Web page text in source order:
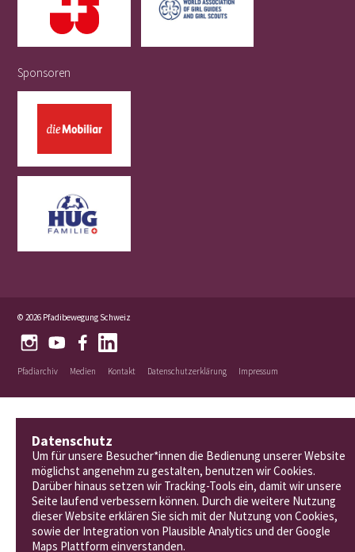
Sponsoren
© 2026 Pfadibewegung Schweiz
Pfadiarchiv Medien Kontakt Datenschutzerklärung Impressum
Datenschutz
Um für unsere Besucher*innen die Bedienung unserer Website
möglichst angenehm zu gestalten, benutzen wir Cookies.
Darüber hinaus setzen wir Tracking-Tools ein, damit wir unsere
Seite laufend verbessern können. Durch die weitere Nutzung
dieser Website erklären Sie sich mit der Nutzung von Cookies,
sowie der Integration von Plausible Analytics und der Google
Maps Plattform einverstanden.